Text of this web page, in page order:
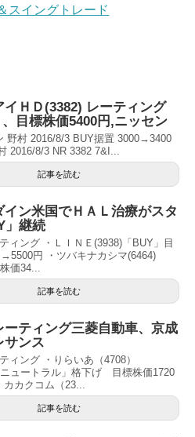
スイングトレード
イＨＤ(3382) レーティング
、目標株価5400円,ニッセン
野村 2016/8/3 BUY据置 3000→3400
2016/8/3 NR 3382 7&I...
記事を読む
イン米国でＨＡＬ治療がスタ
」継続
ィング ・ＬＩＮＥ(3938)「BUY」目
円 ・ツバキナカシマ(6464)
価34...
記事を読む
ーティング三菱自動車、京成
サンス
ィング ・りらいあ（4708）
ュートラル」格下げ 目標株価1720
カクコム（23...
記事を読む